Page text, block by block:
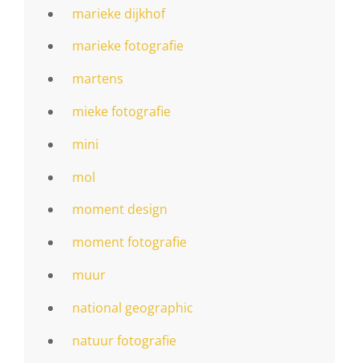
marieke dijkhof
marieke fotografie
martens
mieke fotografie
mini
mol
moment design
moment fotografie
muur
national geographic
natuur fotografie